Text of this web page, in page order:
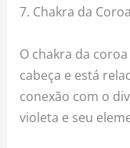
7. Chakra da
O chakra da
cabeça e está
conexão com o
violeta e seu